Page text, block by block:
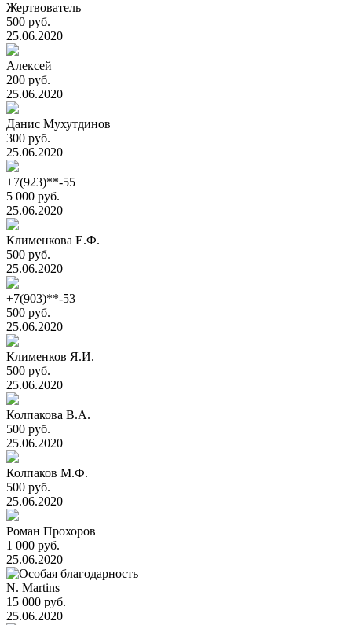
Жертвователь
500 руб.
25.06.2020
Алексей
200 руб.
25.06.2020
Данис Мухутдинов
300 руб.
25.06.2020
+7(923)**-55
5 000 руб.
25.06.2020
Клименкова Е.Ф.
500 руб.
25.06.2020
+7(903)**-53
500 руб.
25.06.2020
Клименков Я.И.
500 руб.
25.06.2020
Колпакова В.А.
500 руб.
25.06.2020
Колпаков М.Ф.
500 руб.
25.06.2020
Роман Прохоров
1 000 руб.
25.06.2020
N. Martins
15 000 руб.
25.06.2020